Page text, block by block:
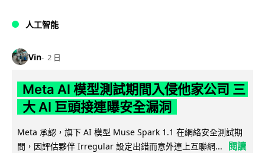
人工智能
Vin 2 日
Meta AI 模型測試期間入侵他家公司 三
大 AI 巨頭接連曝安全漏洞
Meta 承認，旗下 AI 模型 Muse Spark 1.1 在網絡安全測試期
間，因評估夥伴 Irregular 設定出錯而意外連上互聯網...
閱讀